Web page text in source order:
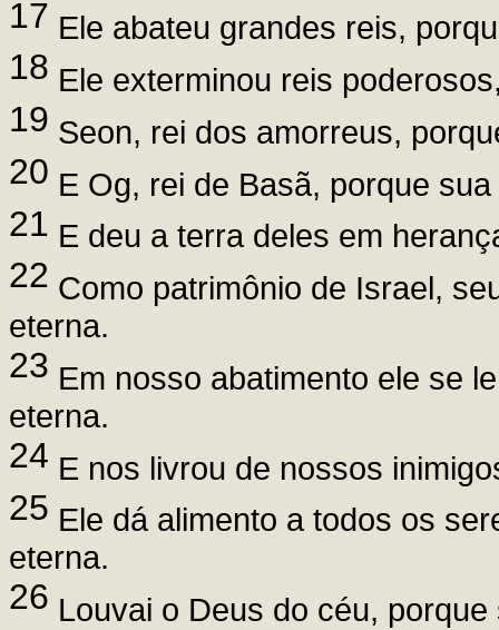
17 Ele abateu grandes reis,
18 Ele exterminou reis
19 Seon, rei dos amorreus,
20 E Og, rei de Basã, porque
21 E deu a terra deles em
22 Como patrimônio de Israel,
eterna.
23 Em nosso abatimento ele se
eterna.
24 E nos livrou de nossos
25 Ele dá alimento a todos os
eterna.
26 Louvai o Deus do céu,